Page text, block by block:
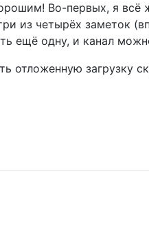
Во-первых, я
из четырёх заметок
ещё одну, и канал
отложенную загрузку